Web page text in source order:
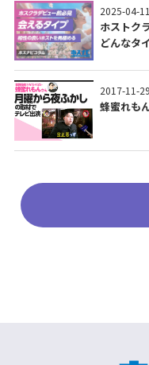
2025-04-11
ホストク
どんなタ
2017-11-29
蜂蜜れも